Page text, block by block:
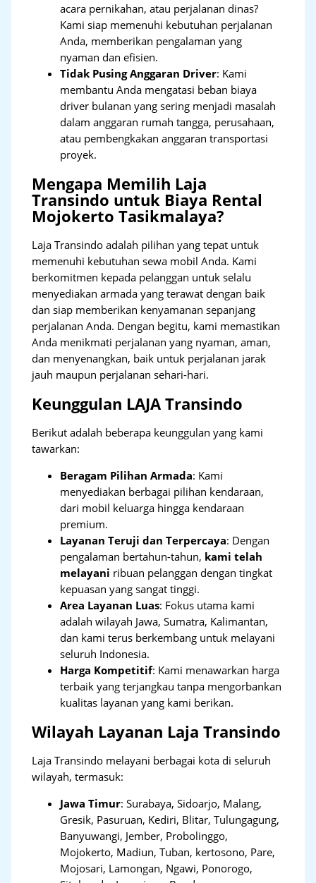
acara pernikahan, atau perjalanan dinas?
Kami siap memenuhi kebutuhan perjalanan
Anda, memberikan pengalaman yang
nyaman dan efisien.
Tidak Pusing Anggaran Driver: Kami
membantu Anda mengatasi beban biaya
driver bulanan yang sering menjadi masalah
dalam anggaran rumah tangga, perusahaan,
atau pembengkakan anggaran transportasi
proyek.
Mengapa Memilih Laja
Transindo untuk Biaya Rental
Mojokerto Tasikmalaya?
Laja Transindo adalah pilihan yang tepat untuk
memenuhi kebutuhan sewa mobil Anda. Kami
berkomitmen kepada pelanggan untuk selalu
menyediakan armada yang terawat dengan baik
dan siap memberikan kenyamanan sepanjang
perjalanan Anda. Dengan begitu, kami memastikan
Anda menikmati perjalanan yang nyaman, aman,
dan menyenangkan, baik untuk perjalanan jarak
jauh maupun perjalanan sehari-hari.
Keunggulan LAJA Transindo
Berikut adalah beberapa keunggulan yang kami
tawarkan:
Beragam Pilihan Armada: Kami
menyediakan berbagai pilihan kendaraan,
dari mobil keluarga hingga kendaraan
premium.
Layanan Teruji dan Terpercaya: Dengan
pengalaman bertahun-tahun, kami telah
melayani ribuan pelanggan dengan tingkat
kepuasan yang sangat tinggi.
Area Layanan Luas: Fokus utama kami
adalah wilayah Jawa, Sumatra, Kalimantan,
dan kami terus berkembang untuk melayani
seluruh Indonesia.
Harga Kompetitif: Kami menawarkan harga
terbaik yang terjangkau tanpa mengorbankan
kualitas layanan yang kami berikan.
Wilayah Layanan Laja Transindo
Laja Transindo melayani berbagai kota di seluruh
wilayah, termasuk:
Jawa Timur:Surabaya, Sidoarjo, Malang,
Gresik, Pasuruan, Kediri, Blitar, Tulungagung,
Banyuwangi, Jember, Probolinggo,
Mojokerto, Madiun, Tuban, kertosono, Pare,
Mojosari, Lamongan, Ngawi, Ponorogo,